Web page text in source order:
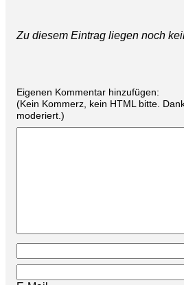
Zu diesem Eintrag liegen noch
Eigenen Kommentar hinzufügen:
(Kein Kommerz, kein HTML bitte.
moderiert.)